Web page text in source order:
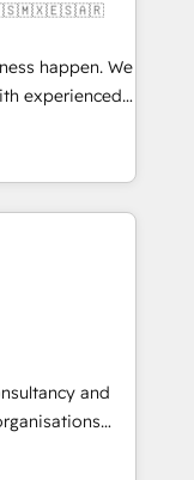
as well the
🇺🇸🇲🇽🇪🇸🇦🇷
happen. We
experienced,
HubSpot
Hub,
your customers
of the Year
in HubSpot
home
and
education,
make the
Latin
and